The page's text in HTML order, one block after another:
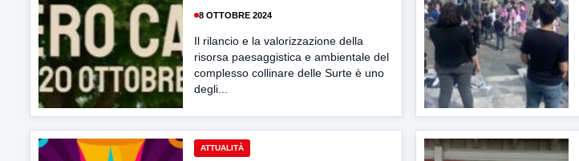
8 OTTOBRE 2024
Il rilancio e la valorizzazione della
risorsa paesaggistica e ambientale del
complesso collinare delle Surte è uno
degli...
ATTUALITÀ